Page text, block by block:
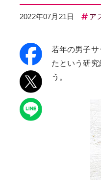
2022年07月21日 ア
若年の男子
たという研
う。